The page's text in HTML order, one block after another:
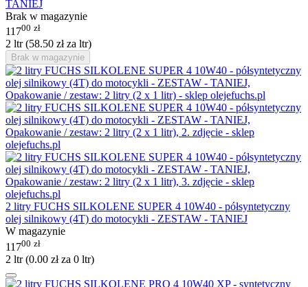
TANIEJ
Brak w magazynie
11700 zł
2 ltr (58.50 złza ltr)
Brak w magazynie
2 litry FUCHS SILKOLENE SUPER 4 10W40 - półsyntetyczny
olej silnikowy (4T) do motocykli - ZESTAW - TANIEJ
W magazynie
11700 zł
2 ltr (0.00 złza 0 ltr)